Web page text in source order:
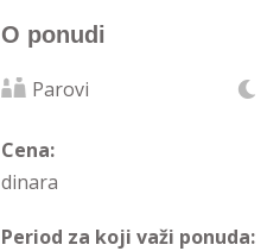
O ponudi
Parovi
Cena:
dinara
Period za koji važi ponuda: